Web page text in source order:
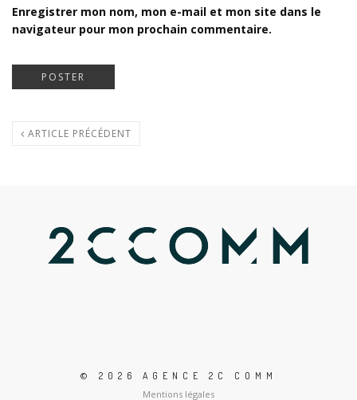
Enregistrer mon nom, mon e-mail et mon site dans le
navigateur pour mon prochain commentaire.
ARTICLE PRÉCÉDENT
© 2026 AGENCE 2C COMM
Mentions légales